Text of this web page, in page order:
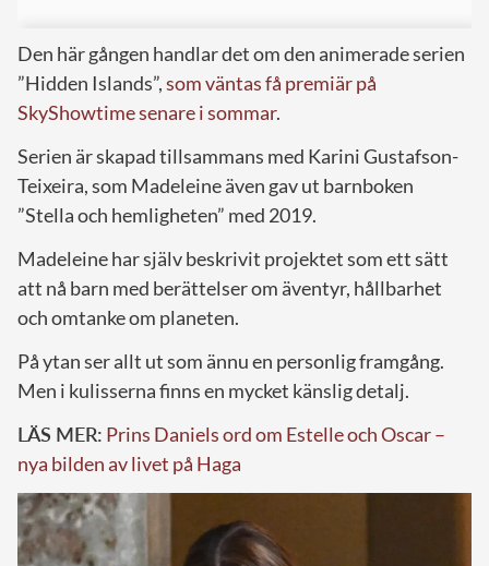
Den här gången handlar det om den animerade serien
”Hidden Islands”,som väntas få premiär på
SkyShowtime senare i sommar.
Serien är skapad tillsammans med Karini Gustafson-
Teixeira, som Madeleine även gav ut barnboken
”Stella och hemligheten” med 2019.
Madeleine har själv beskrivit projektet som ett sätt
att nå barn med berättelser om äventyr, hållbarhet
och omtanke om planeten.
På ytan ser allt ut som ännu en personlig framgång.
Men i kulisserna finns en mycket känslig detalj.
LÄS MER: Prins Daniels ord om Estelle och Oscar –
nya bilden av livet på Haga